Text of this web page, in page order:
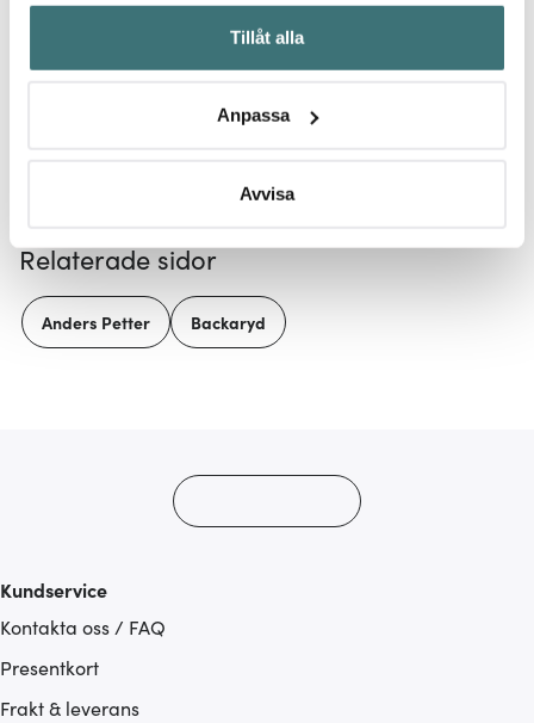
Samla in information om din geografiska plats som
kan ha en noggrannhet på upp till flera meter
Identifiera din enhet genom att aktivt skanna den för
Ta reda på mer om hur dina personliga uppgifter
Du kan ändra eller dra tillbaka ditt samtycke när som
Vi använder cookies för att innehållet och annonserna
ska anpassas efter det som vi tror att du tycker om. Det
gör också att vi kan analysera vår trafik och göra
Tillåt alla
Anpassa
Avvisa
Låt dig inspireras av våra kunder
Relaterade sidor
Anders Petter Backaryd
Kundservice
Kontakta oss / FAQ
Presentkort
Frakt & leverans